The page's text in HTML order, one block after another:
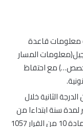
قاعدة
المسار
مع احتفاظ
الثانية خلال
سنة ابتداءا من
تاريخ حصولهم على شهادة الليسانس (المادة 10 من القرار 1057